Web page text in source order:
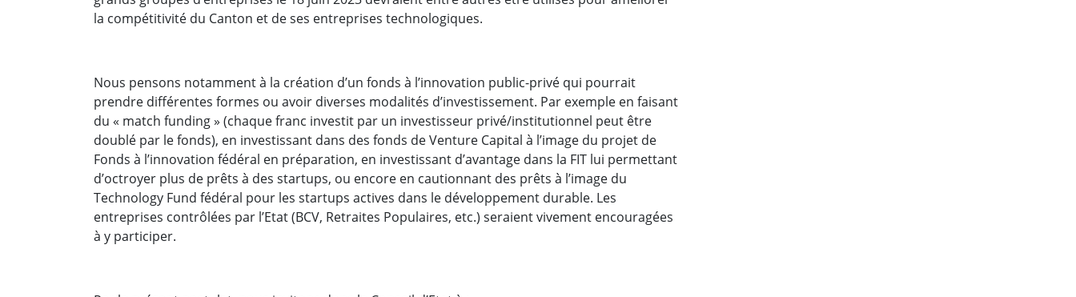
la compétitivité du Canton et de ses entreprises technologiques.
Nous pensons notamment à la création d’un fonds à l’innovation public-privé qui pourrait
prendre différentes formes ou avoir diverses modalités d’investissement. Par exemple en faisant
du « match funding » (chaque franc investit par un investisseur privé/institutionnel peut être
doublé par le fonds), en investissant dans des fonds de Venture Capital à l’image du projet de
Fonds à l’innovation fédéral en préparation, en investissant d’avantage dans la FIT lui permettant
d’octroyer plus de prêts à des startups, ou encore en cautionnant des prêts à l’image du
Technology Fund fédéral pour les startups actives dans le développement durable. Les
entreprises contrôlées par l’Etat (BCV, Retraites Populaires, etc.) seraient vivement encouragées
à y participer.